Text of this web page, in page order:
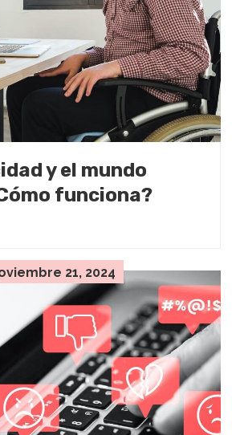
y el mundo
funciona?
21, 2024